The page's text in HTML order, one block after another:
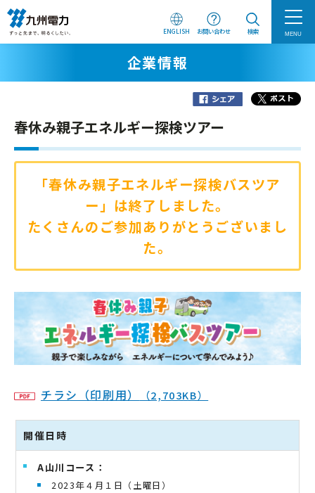
ENGLISH お問い合わせ 検索 MENU
企業情報
春休み親子エネルギー探検ツアー
「春休み親子エネルギー探検バスツア
ー」は終了しました。
たくさんのご参加ありがとうございまし
た。
チラシ（印刷用） （2,703KB）
開催日時
A山川コース：
2023年４月１日（土曜日）